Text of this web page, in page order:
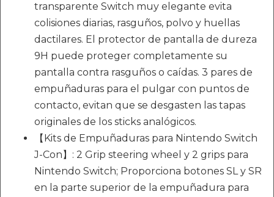
transparente Switch muy elegante evita
colisiones diarias, rasguños, polvo y huellas
dactilares. El protector de pantalla de dureza
9H puede proteger completamente su
pantalla contra rasguños o caídas. 3 pares de
empuñaduras para el pulgar con puntos de
contacto, evitan que se desgasten las tapas
originales de los sticks analógicos.
【Kits de Empuñaduras para Nintendo Switch
J-Con】: 2 Grip steering wheel y 2 grips para
Nintendo Switch; Proporciona botones SL y SR
en la parte superior de la empuñadura para